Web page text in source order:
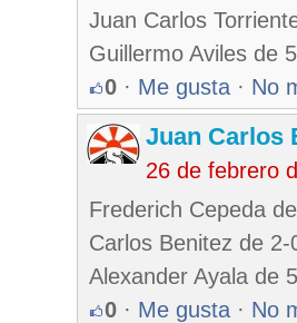
Juan Carlos
Guillermo Aviles de
0 · Me gusta · No
Juan Carlos
26 de febrero
Frederich Cepeda
Carlos Benitez de
Alexander Ayala de
0 · Me gusta · No